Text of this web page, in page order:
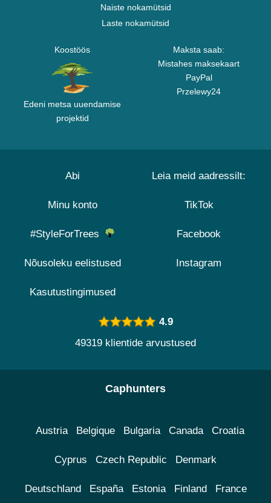
Naiste nokamütsid
Laste nokamütsid
Koostöös
Edeni metsa uuendamise
projektid
Maksta saab:
Mistahes maksekaart
PayPal
Przelewy24
Abi
Minu konto
#StyleForTrees
Nõusoleku eelistused
Kasutustingimused
Leia meid aadressilt:
TikTok
Facebook
Instagram
4.9
49319 klientide arvustused
Caphunters
Austria Belgique Bulgaria Canada Croatia
Cyprus Czech Republic Denmark
Deutschland España Estonia Finland France